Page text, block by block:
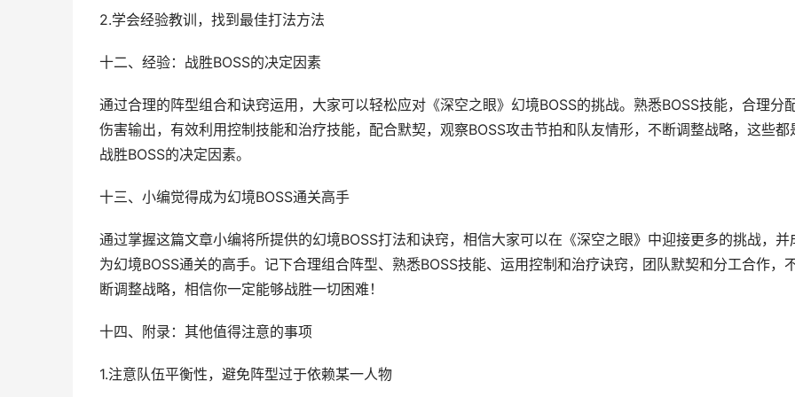
2.学会经验教训，找到最佳打法方法
十二、经验：战胜BOSS的决定因素
通过合理的阵型组合和诀窍运用，大家可以轻松应对《深空之眼》幻境BOSS的挑战。熟悉BOSS技能，合理分
伤害输出，有效利用控制技能和治疗技能，配合默契，观察BOSS攻击节拍和队友情形，不断调整战略，这些都
战胜BOSS的决定因素。
十三、小编觉得成为幻境BOSS通关高手
通过掌握这篇文章小编将所提供的幻境BOSS打法和诀窍，相信大家可以在《深空之眼》中迎接更多的挑战，并
为幻境BOSS通关的高手。记下合理组合阵型、熟悉BOSS技能、运用控制和治疗诀窍，团队默契和分工合作，
断调整战略，相信你一定能够战胜一切困难！
十四、附录：其他值得注意的事项
1.注意队伍平衡性，避免阵型过于依赖某一人物